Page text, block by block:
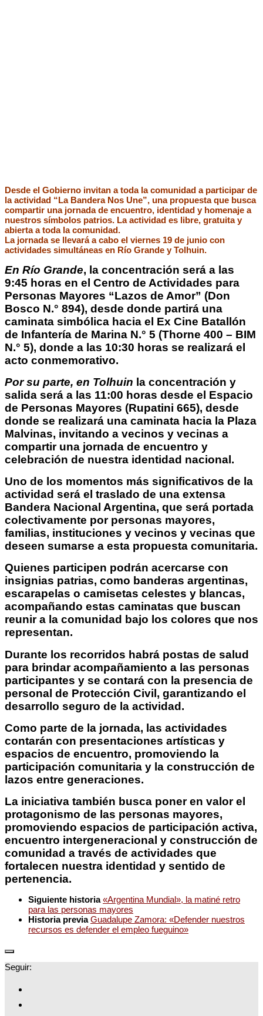
Desde el Gobierno invitan a toda la comunidad a participar de
la actividad “La Bandera Nos Une”, una propuesta que busca
compartir una jornada de encuentro, identidad y homenaje a
nuestros símbolos patrios. La actividad es libre, gratuita y
abierta a toda la comunidad.
La jornada se llevará a cabo el viernes 19 de junio con
actividades simultáneas en Río Grande y Tolhuin.
En Río Grande, la concentración será a las
9:45 horas en el Centro de Actividades para
Personas Mayores “Lazos de Amor” (Don
Bosco N.° 894), desde donde partirá una
caminata simbólica hacia el Ex Cine Batallón
de Infantería de Marina N.° 5 (Thorne 400 – BIM
N.° 5), donde a las 10:30 horas se realizará el
acto conmemorativo.
Por su parte, en Tolhuin la concentración y
salida será a las 11:00 horas desde el Espacio
de Personas Mayores (Rupatini 665), desde
donde se realizará una caminata hacia la Plaza
Malvinas, invitando a vecinos y vecinas a
compartir una jornada de encuentro y
celebración de nuestra identidad nacional.
Uno de los momentos más significativos de la
actividad será el traslado de una extensa
Bandera Nacional Argentina, que será portada
colectivamente por personas mayores,
familias, instituciones y vecinos y vecinas que
deseen sumarse a esta propuesta comunitaria.
Quienes participen podrán acercarse con
insignias patrias, como banderas argentinas,
escarapelas o camisetas celestes y blancas,
acompañando estas caminatas que buscan
reunir a la comunidad bajo los colores que nos
representan.
Durante los recorridos habrá postas de salud
para brindar acompañamiento a las personas
participantes y se contará con la presencia de
personal de Protección Civil, garantizando el
desarrollo seguro de la actividad.
Como parte de la jornada, las actividades
contarán con presentaciones artísticas y
espacios de encuentro, promoviendo la
participación comunitaria y la construcción de
lazos entre generaciones.
La iniciativa también busca poner en valor el
protagonismo de las personas mayores,
promoviendo espacios de participación activa,
encuentro intergeneracional y construcción de
comunidad a través de actividades que
fortalecen nuestra identidad y sentido de
pertenencia.
Siguiente historia«Argentina Mundial», la matiné retro
para las personas mayores
Historia previaGuadalupe Zamora: «Defender nuestros
recursos es defender el empleo fueguino»
Seguir: